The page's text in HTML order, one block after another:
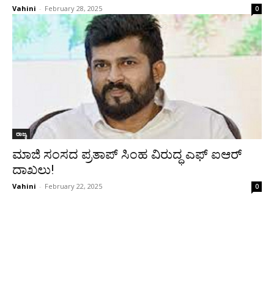
Vahini - February 28, 2025 0
ರಾಜ್ಯ
ಮಾಜಿ ಸಂಸದ ಪ್ರತಾಪ್ ಸಿಂಹ ವಿರುದ್ಧ ಎಫ್ ಐಆರ್
ದಾಖಲು!
Vahini - February 22, 2025 0